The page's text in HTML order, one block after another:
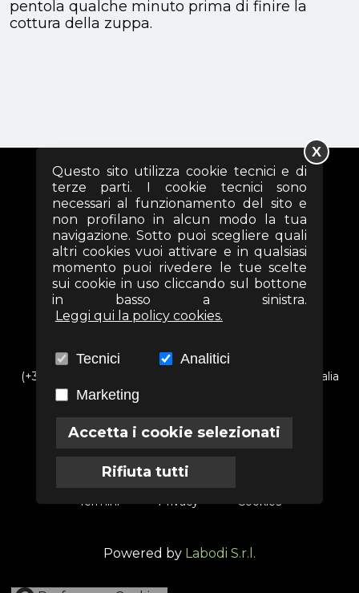
pentola qualche minuto prima di finire la
cottura della zuppa.
(+39) 06 69352313 - Via Arezzo n. 18 - 00161- Roma - Italia
CF: 97502710581
SEGUICI SUI SOCIAL
Termini Privacy Cookies
Powered by Labodi S.r.l.
Questo sito utilizza cookie tecnici e di
terze parti. I cookie tecnici sono
necessari al funzionamento del sito e
non profilano in alcun modo la tua
navigazione. Sotto puoi scegliere quali
altri cookies vuoi attivare e in qualsiasi
momento puoi rivedere le tue scelte
sui cookie in uso cliccando sul bottone
in basso a sinistra.
Leggi qui la policy cookies.
Tecnici Analitici
Marketing
Accetta i cookie selezionati
Rifiuta tutti
X